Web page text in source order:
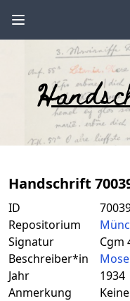
Handschrift
ID
Repositorium
Signatur
Cgm
Beschreiber*in
Jahr
1934
Anmerkung
Keine